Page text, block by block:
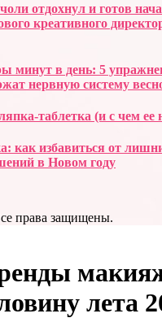
отдохнул и готов
креативного
минут в день: 5
нервную систему
таблетка (и с чем ее
как избавиться от
в Новом году
права защищены.
лета